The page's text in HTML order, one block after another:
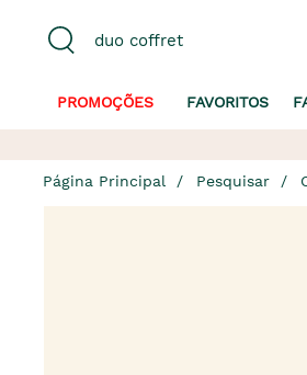
PROMOÇÕES FAVORITOS
Página Principal Pesquisar